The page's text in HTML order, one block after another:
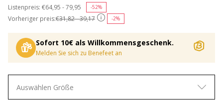
Listenpreis: Price reduced from
€64,95 - 79,95 -52%
Vorheriger preis:€31,82 - 39,17 -2%
Sofort 10€ als Willkommensgeschenk.
Melden Sie sich zu Benefeet an
Auswählen Größe